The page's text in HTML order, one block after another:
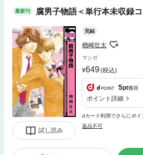
最新刊 腐男子物語＜単行本未収録
試し読み
完結
楢崎壮太
マンガ
649(税込)
5pt獲得
ポイント詳細
dカード利用でさらにポイ
返品不可